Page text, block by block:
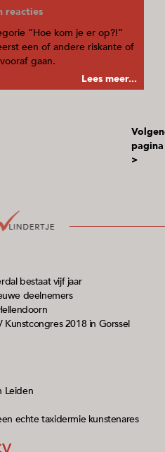
reacties
“Hoe kom je er op?!”
een of andere riskante of
gaan.
Lees meer...
pagina
>
bestaat vijf jaar
deelnemers
2018 in Gorssel
Leiden
echte taxidermie kunstenares